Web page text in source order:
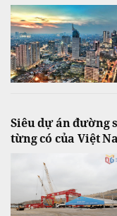
Siêu dự án đường
từng có của Việt